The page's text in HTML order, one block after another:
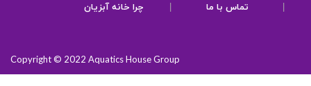
تماس با ما چرا خانه آبزیان
Copyright © 2022 Aquatics House Group